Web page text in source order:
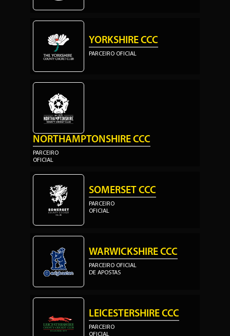
YORKSHIRE CCC
PARCEIRO OFICIAL
NORTHAMPTONSHIRE CCC
PARCEIRO
OFICIAL
SOMERSET CCC
PARCEIRO
OFICIAL
WARWICKSHIRE CCC
PARCEIRO OFICIAL
DE APOSTAS
LEICESTERSHIRE CCC
PARCEIRO
OFICIAL